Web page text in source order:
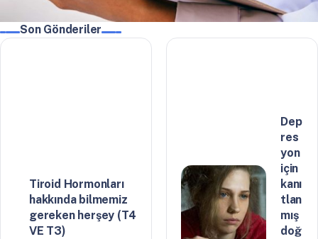
Son Gönderiler
Tiroid Hormonları
hakkında bilmemiz
gereken herşey (T4
VE T3)
Dep
res
yon
için
kanı
tlan
mış
doğ